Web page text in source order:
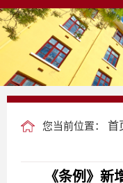
您当前位置： 首
《条例》新